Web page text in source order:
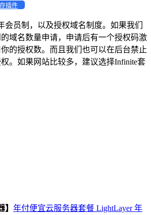
插件
会员制，以及授权域名制度。如果我们
域名数量申请，申请后有一个授权码激
的授权数。而且我们也可以在后台禁止
。如果网站比较多，建议选择Infinite套
】 年付便宜云服务器套餐 LightLayer 年